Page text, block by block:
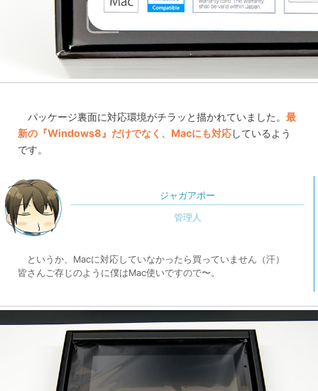
パッケージ裏面に対応環境がチラッと描かれていました。最
新の『Windows8』だけでなく、Macにも対応しているよう
です。
ジャガアポー
というか、Macに対応していなかったら買っていません（汗）
皆さんご存じのように僕はMac使いですので〜。